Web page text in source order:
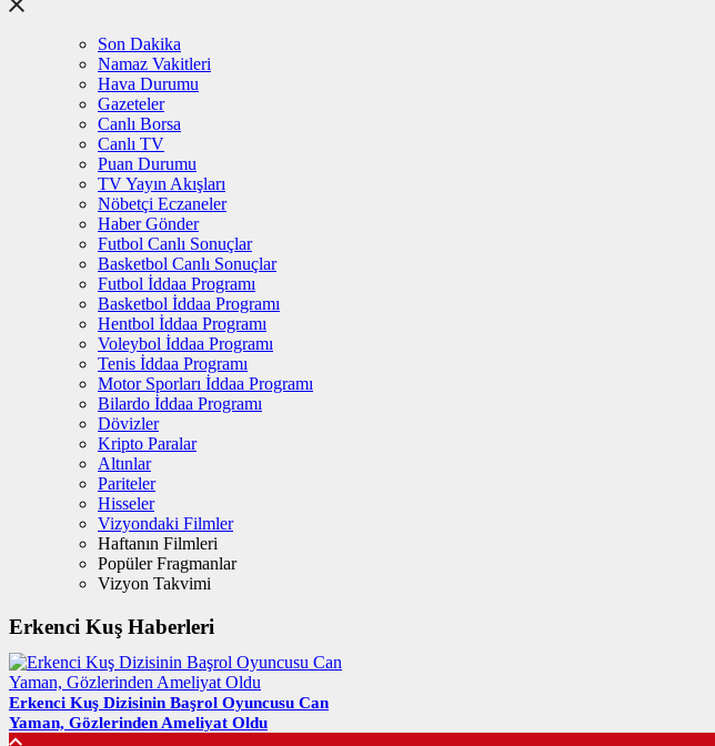
Son Dakika
Namaz Vakitleri
Hava Durumu
Gazeteler
Canlı Borsa
Canlı TV
Puan Durumu
TV Yayın Akışları
Nöbetçi Eczaneler
Haber Gönder
Futbol Canlı Sonuçlar
Basketbol Canlı Sonuçlar
Futbol İddaa Programı
Basketbol İddaa Programı
Hentbol İddaa Programı
Voleybol İddaa Programı
Tenis İddaa Programı
Motor Sporları İddaa Programı
Bilardo İddaa Programı
Dövizler
Kripto Paralar
Altınlar
Pariteler
Hisseler
Vizyondaki Filmler
Haftanın Filmleri
Popüler Fragmanlar
Vizyon Takvimi
Erkenci Kuş Haberleri
Erkenci Kuş Dizisinin Başrol Oyuncusu Can
Yaman, Gözlerinden Ameliyat Oldu